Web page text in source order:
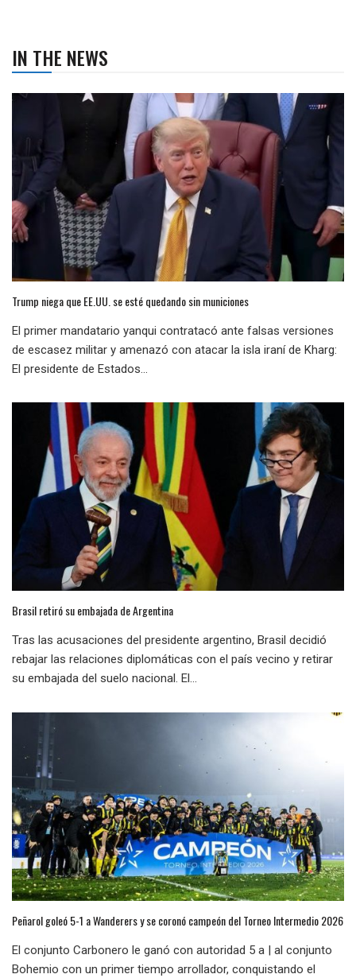
IN THE NEWS
Trump niega que EE.UU. se esté quedando sin municiones
El primer mandatario yanqui contratacó ante falsas versiones
de escasez militar y amenazó con atacar la isla iraní de Kharg:
El presidente de Estados...
Brasil retiró su embajada de Argentina
Tras las acusaciones del presidente argentino, Brasil decidió
rebajar las relaciones diplomáticas con el país vecino y retirar
su embajada del suelo nacional. El...
Peñarol goleó 5-1 a Wanderers y se coronó campeón del Torneo Intermedio 2026
El conjunto Carbonero le ganó con autoridad 5 a | al conjunto
Bohemio con un primer tiempo arrollador, conquistando el